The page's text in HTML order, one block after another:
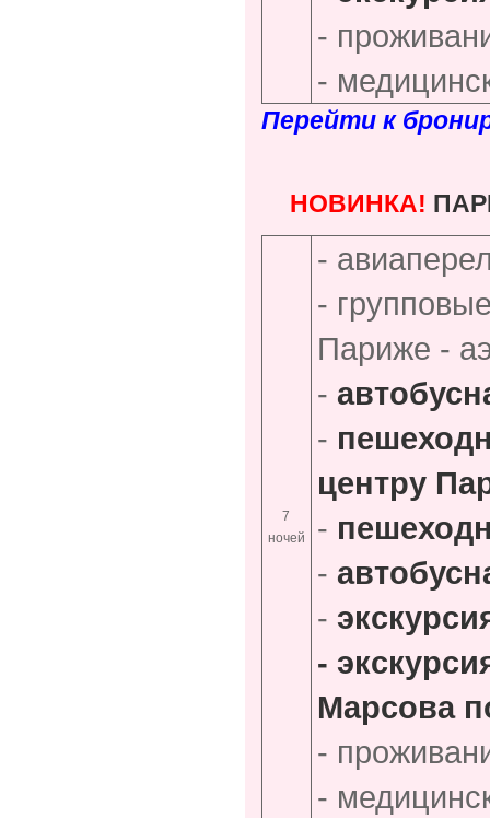
-
-
Перейти к
НОВИНКА!
7
ночей
-
-
Париже -
-
-
центру
-
-
-
-
Марсова
-
-